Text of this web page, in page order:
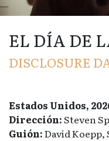
EL DÍA DE
DISCLOSURE
Estados Unidos,
Dirección:Steven
Guión:David Koepp,